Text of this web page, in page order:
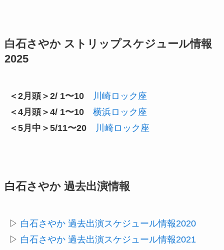
白石さやか ストリップスケジュール情報
2025
＜2月頭＞2/ 1〜10
川崎ロック座
＜4月頭＞4/ 1〜10
横浜ロック座
＜5月中＞5/11〜20
川崎ロック座
白石さやか 過去出演情報
▷ 白石さやか 過去出演スケジュール情報2020
▷ 白石さやか 過去出演スケジュール情報2021